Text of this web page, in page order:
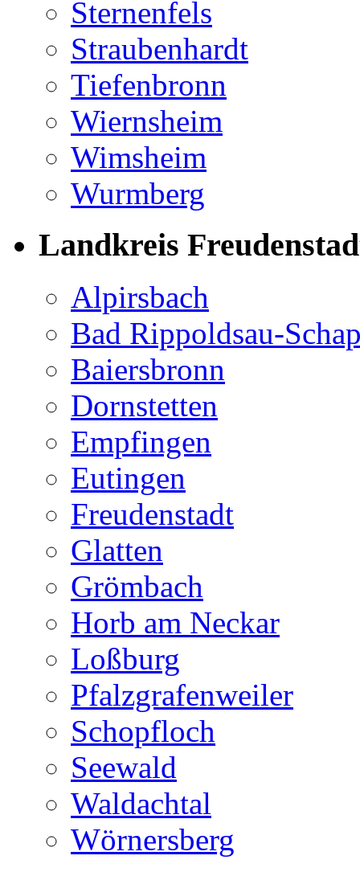
Sternenfels
Straubenhardt
Tiefenbronn
Wiernsheim
Wimsheim
Wurmberg
Landkreis
Alpirsbach
Bad Rippoldsau-
Baiersbronn
Dornstetten
Empfingen
Eutingen
Freudenstadt
Glatten
Grömbach
Horb am Neckar
Loßburg
Pfalzgrafenweiler
Schopfloch
Seewald
Waldachtal
Wörnersberg